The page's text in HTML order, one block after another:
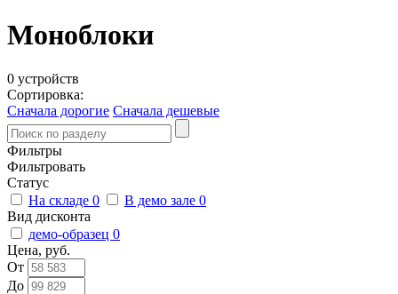
Моноблоки
0 устройств
Сортировка:
Сначала дорогие Сначала дешевые
Фильтры
Фильтровать
Статус
На складе 0 В демо зале 0
Вид дисконта
демо-образец 0
Цена, руб.
От
До